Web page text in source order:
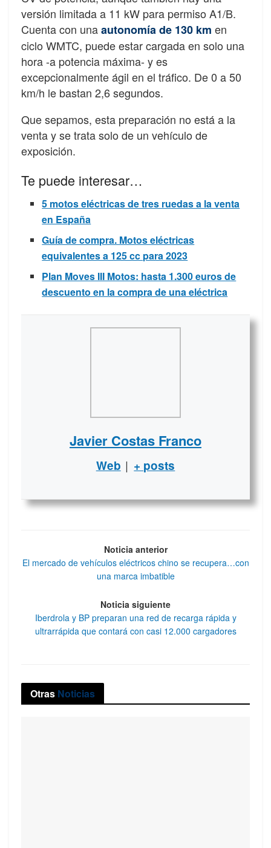
versión limitada a 11 kW para permiso A1/B.
Cuenta con unaautonomía de 130 km en
ciclo WMTC, puede estar cargada en solo una
hora -a potencia máxima- y es
excepcionalmente ágil en el tráfico. De 0 a 50
km/h le bastan 2,6 segundos.
Que sepamos, esta preparación no está a la
venta y se trata solo de un vehículo de
exposición.
Te puede interesar…
5 motos eléctricas de tres ruedas a la venta
en España
Guía de compra. Motos eléctricas
equivalentes a 125 cc para 2023
Plan Moves III Motos: hasta 1.300 euros de
descuento en la compra de una eléctrica
Javier Costas Franco
Web | + posts
Noticia anterior
El mercado de vehículos eléctricos chino se recupera…con
una marca imbatible
Noticia siguiente
Iberdrola y BP preparan una red de recarga rápida y
ultrarrápida que contará con casi 12.000 cargadores
Otras Noticias